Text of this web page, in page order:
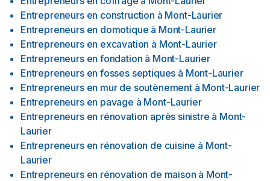
Entrepreneurs en construction à Mont-Laurier
Entrepreneurs en domotique à Mont-Laurier
Entrepreneurs en excavation à Mont-Laurier
Entrepreneurs en fondation à Mont-Laurier
Entrepreneurs en fosses septiques à Mont-Laurier
Entrepreneurs en mur de soutènement à Mont-Laurier
Entrepreneurs en pavage à Mont-Laurier
Entrepreneurs en rénovation après sinistre à Mont-
Laurier
Entrepreneurs en rénovation de cuisine à Mont-
Laurier
Entrepreneurs en rénovation de maison à Mont-